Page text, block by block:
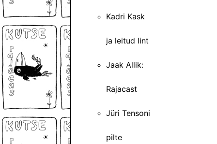
Kadri Kask
ja leitud lint
Jaak Allik:
Rajacast
Jüri Tensoni
pilte